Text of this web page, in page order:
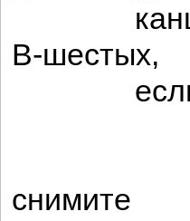
В-шестых,
если
снимите